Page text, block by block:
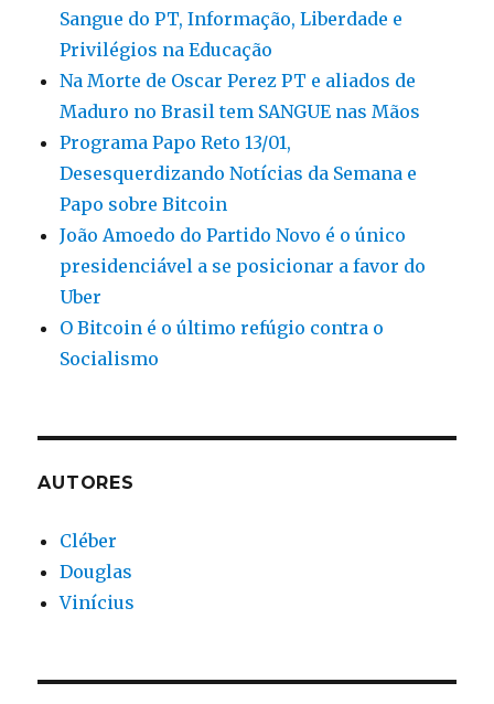
Sangue do PT, Informação, Liberdade e
Privilégios na Educação
Na Morte de Oscar Perez PT e aliados de
Maduro no Brasil tem SANGUE nas Mãos
Programa Papo Reto 13/01,
Desesquerdizando Notícias da Semana e
Papo sobre Bitcoin
João Amoedo do Partido Novo é o único
presidenciável a se posicionar a favor do
Uber
O Bitcoin é o último refúgio contra o
Socialismo
AUTORES
Cléber
Douglas
Vinícius